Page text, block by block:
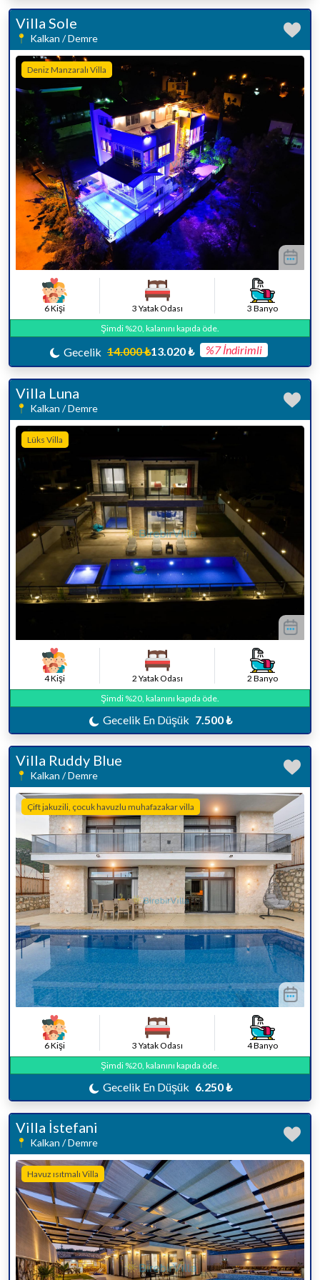
Villa Sole
Kalkan / Demre
Deniz Manzaralı Villa
6 Kişi 3 Yatak Odası
3 Banyo
Şimdi %20, kalanını kapıda öde.
Gecelik 14.000 ₺13.020 ₺ %7 İndirimli
Villa Luna
Kalkan / Demre
Lüks Villa
4 Kişi 2 Yatak Odası
2 Banyo
Şimdi %20, kalanını kapıda öde.
Gecelik En Düşük 7.500 ₺
Villa Ruddy Blue
Kalkan / Demre
Çift jakuzili, çocuk havuzlu muhafazakar villa
6 Kişi 3 Yatak Odası
4 Banyo
Şimdi %20, kalanını kapıda öde.
Gecelik En Düşük 6.250 ₺
Villa İstefani
Kalkan / Demre
Havuz ısıtmalı Villa